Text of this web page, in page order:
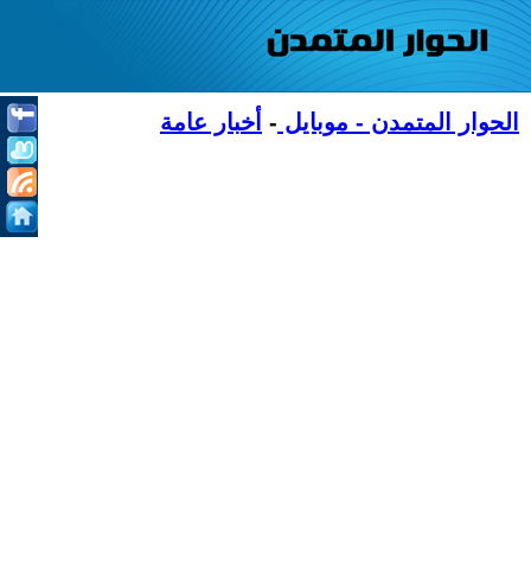
الحوار المتمدن - موبايل - أخبار عامة